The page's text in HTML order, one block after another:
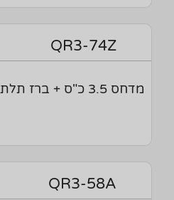
QR3-74Z
מדחס 3.5 כ"ס + ברז תלת 404a/507
QR3-58A